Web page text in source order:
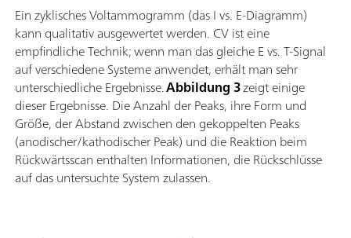
Ein zyklisches Voltammogramm (das I vs. E-Diagramm)
kann qualitativ ausgewertet werden. CV ist eine
empfindliche Technik; wenn man das gleiche E vs. T-Signal
auf verschiedene Systeme anwendet, erhält man sehr
unterschiedliche Ergebnisse.Abbildung 3zeigt einige
dieser Ergebnisse. Die Anzahl der Peaks, ihre Form und
Größe, der Abstand zwischen den gekoppelten Peaks
(anodischer/kathodischer Peak) und die Reaktion beim
Rückwärtsscan enthalten Informationen, die Rückschlüsse
auf das untersuchte System zulassen.